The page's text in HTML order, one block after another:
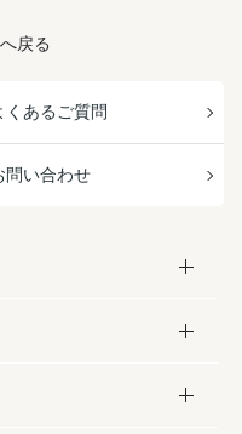
戻る
くあるご質問
問い合わせ